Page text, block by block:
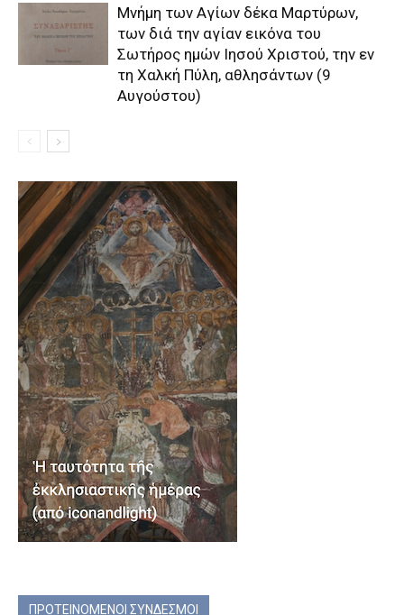
Μνήμη των Aγίων δέκα Mαρτύρων,
των διά την αγίαν εικόνα του
Σωτήρος ημών Iησού Xριστού, την εν
τη Xαλκή Πύλη, αθλησάντων (9
Αυγούστου)
ΠΡΟΤΕΙΝΟΜΕΝΟΙ ΣΥΝΔΕΣΜΟΙ